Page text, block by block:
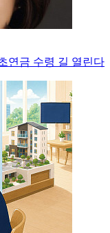
연금 수령 길 열린다